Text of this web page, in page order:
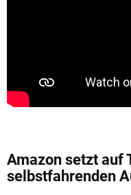
Amazon setzt auf
selbstfahrenden